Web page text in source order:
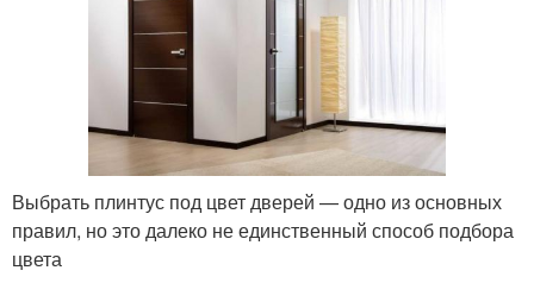
Выбрать плинтус под цвет дверей — одно из основных
правил, но это далеко не единственный способ подбора
цвета